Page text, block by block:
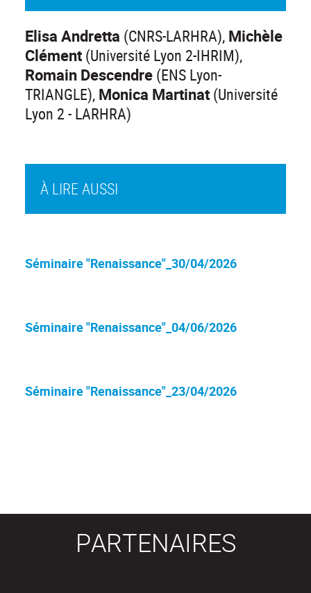
À LIRE AUSSI
Séminaire "Renaissance"_30/04/2026
Séminaire "Renaissance"_04/06/2026
Séminaire "Renaissance"_23/04/2026
Elisa Andretta (CNRS-LARHRA), Michèle
Clément (Université Lyon 2-IHRIM),
Romain Descendre (ENS Lyon-
TRIANGLE), Monica Martinat (Université
Lyon 2 - LARHRA)
PARTENAIRES